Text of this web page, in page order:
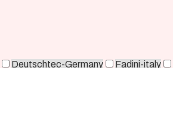
Deutschtec-Germany Fadini-italy